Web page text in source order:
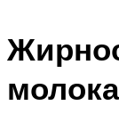
молока